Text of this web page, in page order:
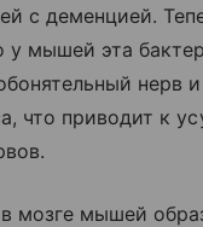
с деменцией.
у мышей эта
нерв
что приводит к
в мозге мышей